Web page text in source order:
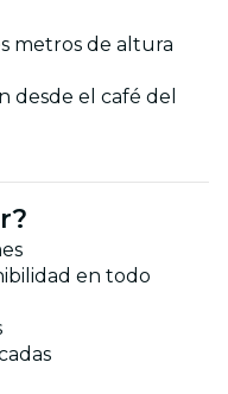
metros de altura
desde el café del
en todo